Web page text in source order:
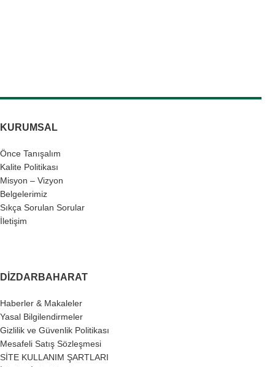
KURUMSAL
Önce Tanışalım
Kalite Politikası
Misyon – Vizyon
Belgelerimiz
Sıkça Sorulan Sorular
İletişim
DIZDARBAHARAT
Haberler & Makaleler
Yasal Bilgilendirmeler
Gizlilik ve Güvenlik Politikası
Mesafeli Satış Sözleşmesi
SİTE KULLANIM ŞARTLARI